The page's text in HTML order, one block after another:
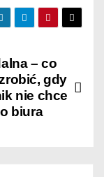
– co
gdy
nie chce
biura